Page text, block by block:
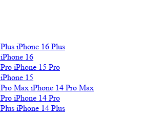
iPhone 16 Plus
iPhone 16
iPhone 15 Pro
iPhone 15
iPhone 14 Pro Max
iPhone 14 Pro
iPhone 14 Plus